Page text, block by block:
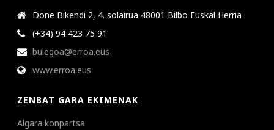
Done Bikendi 2, 4. solairua 48001 Bilbo Euskal Herria
(+34) 94 423 75 91
bulegoa@erroa.eus
www.erroa.eus
ZENBAT GARA EKIMENAK
Algara konpartsa